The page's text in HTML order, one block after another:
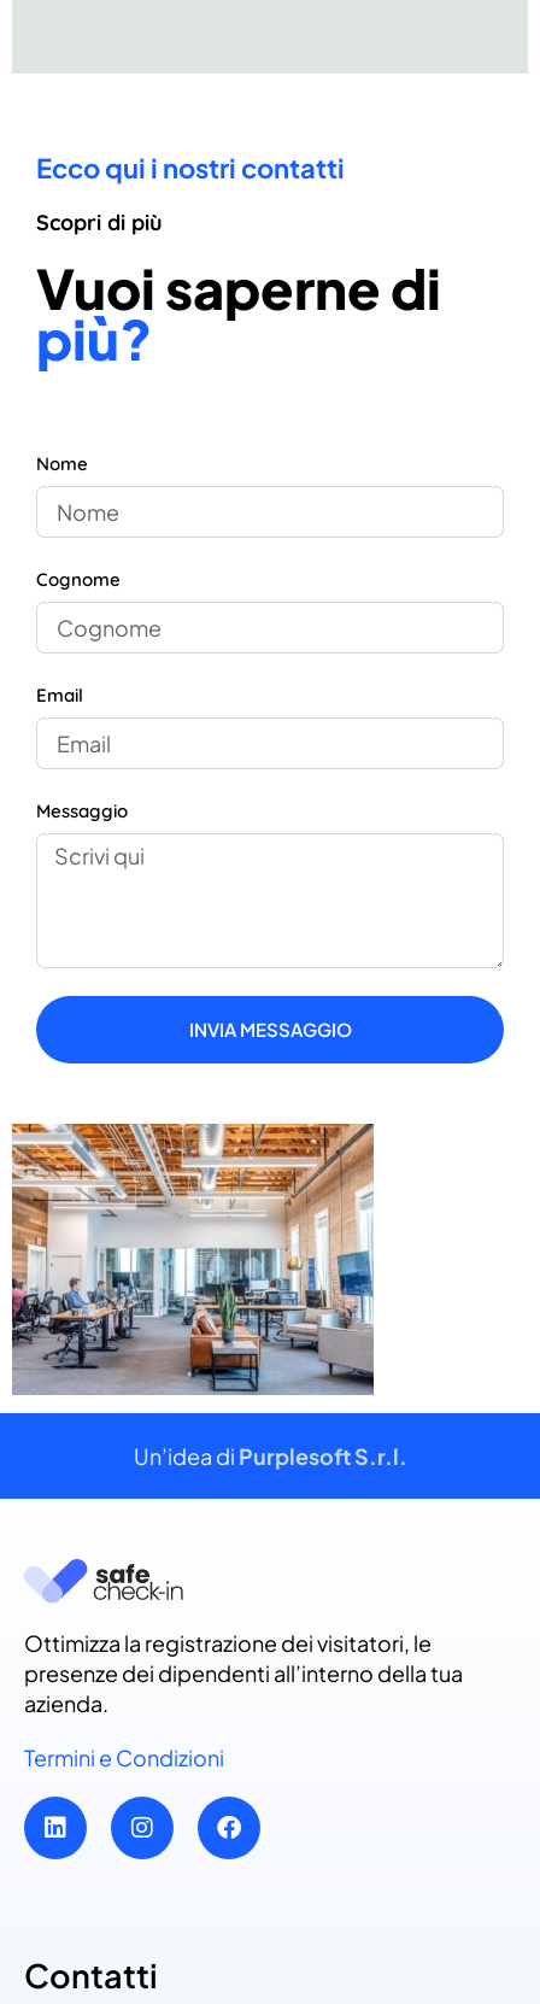
Ecco qui i nostri contatti
Scopri di più
Vuoi saperne di
più?
Nome
Cognome
Email
Messaggio
INVIA MESSAGGIO
Un’idea di Purplesoft S.r.l.
Ottimizza la registrazione dei visitatori, le
presenze dei dipendenti all’interno della tua
azienda.
Termini e Condizioni
Contatti